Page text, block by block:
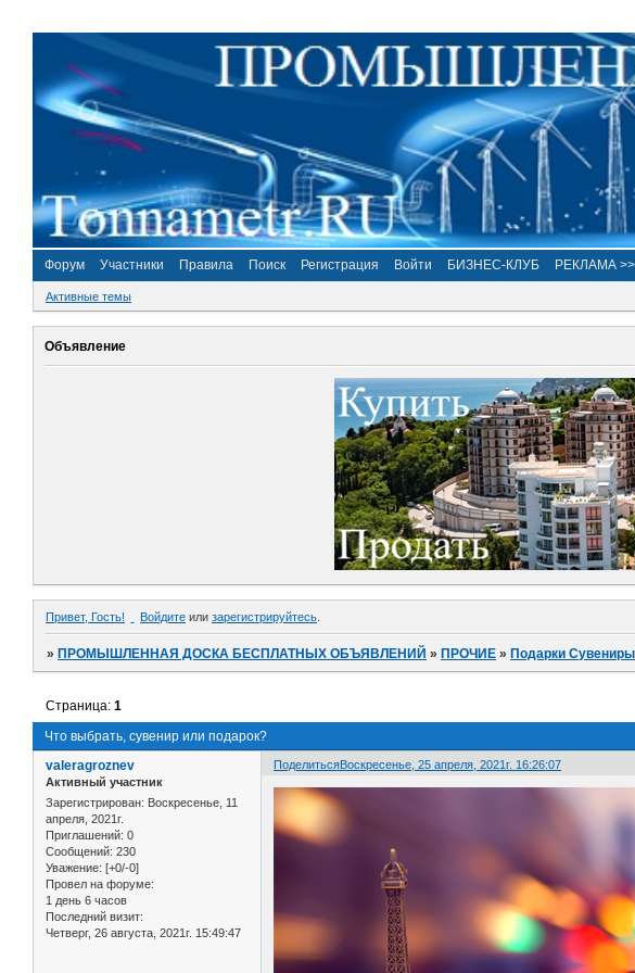
Форум Участники Правила Поиск Регистрация Войти БИЗНЕС-КЛУБ РЕКЛАМА
Активные темы
Объявление
Привет, Гость! Войдите или зарегистрируйтесь
»ПРОМЫШЛЕННАЯ ДОСКА БЕСПЛАТНЫХ ОБЪЯВЛЕНИЙ »ПРОЧИЕ »Подарки
Что выбрать, сувенир или подарок?
Страница:1
ПоделитьсяВоскресенье, 25 апреля, 2021г. 16:26:07
valeragroznev
Активный участник
Зарегистрирован: Воскресенье, 11
апреля, 2021г.
Приглашений: 0
Сообщений: 230
Уважение: [+0/-0]
Провел на форуме:
1 день 6 часов
Последний визит:
Четверг, 26 августа, 2021г. 15:49:47